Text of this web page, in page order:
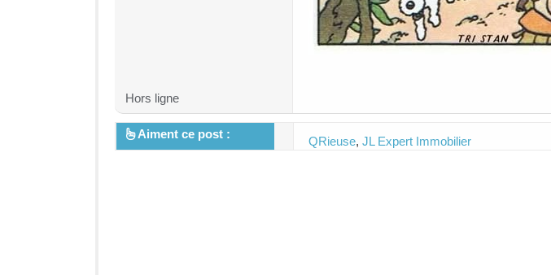
Hors ligne
Aiment ce post :
QRieuse, JL Expert Immobilier